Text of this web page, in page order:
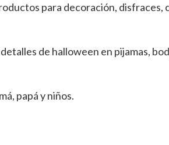
para decoración, disfraces,
de halloween en pijamas,
papá y niños.